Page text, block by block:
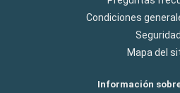
Condiciones
Seguridad
Mapa del
Información